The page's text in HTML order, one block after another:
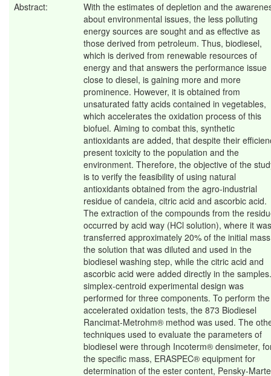
Abstract:
With the estimates of depletion and the
about environmental issues, the less polluting
energy sources are sought and as effective as
those derived from petroleum. Thus, biodiesel,
which is derived from renewable resources of
energy and that answers the performance issue
close to diesel, is gaining more and more
prominence. However, it is obtained from
unsaturated fatty acids contained in vegetables,
which accelerates the oxidation process of this
biofuel. Aiming to combat this, synthetic
antioxidants are added, that despite their
present toxicity to the population and the
environment. Therefore, the objective of the
is to verify the feasibility of using natural
antioxidants obtained from the agro-industrial
residue of candeia, citric acid and ascorbic acid.
The extraction of the compounds from the
occurred by acid way (HCl solution), where it was
transferred approximately 20% of the initial
the solution that was diluted and used in the
biodiesel washing step, while the citric acid and
ascorbic acid were added directly in the
simplex-centroid experimental design was
performed for three components. To perform the
accelerated oxidation tests, the 873 Biodiesel
Rancimat-Metrohm® method was used. The
techniques used to evaluate the parameters of
biodiesel were through Incoterm® densimeter,
the specific mass, ERASPEC® equipment for
determination of the ester content, Pensky-